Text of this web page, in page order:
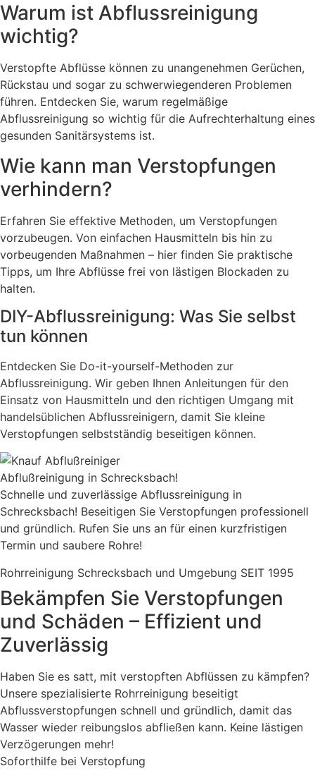
Warum ist Abflussreinigung
wichtig?
Verstopfte Abflüsse können zu unangenehmen Gerüchen,
Rückstau und sogar zu schwerwiegenderen Problemen
führen. Entdecken Sie, warum regelmäßige
Abflussreinigung so wichtig für die Aufrechterhaltung eines
gesunden Sanitärsystems ist.
Wie kann man Verstopfungen
verhindern?
Erfahren Sie effektive Methoden, um Verstopfungen
vorzubeugen. Von einfachen Hausmitteln bis hin zu
vorbeugenden Maßnahmen – hier finden Sie praktische
Tipps, um Ihre Abflüsse frei von lästigen Blockaden zu
halten.
DIY-Abflussreinigung: Was Sie selbst
tun können
Entdecken Sie Do-it-yourself-Methoden zur
Abflussreinigung. Wir geben Ihnen Anleitungen für den
Einsatz von Hausmitteln und den richtigen Umgang mit
handelsüblichen Abflussreinigern, damit Sie kleine
Verstopfungen selbstständig beseitigen können.
Abflußreinigung in Schrecksbach!
Schnelle und zuverlässige Abflussreinigung in
Schrecksbach! Beseitigen Sie Verstopfungen professionell
und gründlich. Rufen Sie uns an für einen kurzfristigen
Termin und saubere Rohre!
Rohrreinigung Schrecksbach und Umgebung SEIT 1995
Bekämpfen Sie Verstopfungen
und Schäden – Effizient und
Zuverlässig
Haben Sie es satt, mit verstopften Abflüssen zu kämpfen?
Unsere spezialisierte Rohrreinigung beseitigt
Abflussverstopfungen schnell und gründlich, damit das
Wasser wieder reibungslos abfließen kann. Keine lästigen
Verzögerungen mehr!
Soforthilfe bei Verstopfung